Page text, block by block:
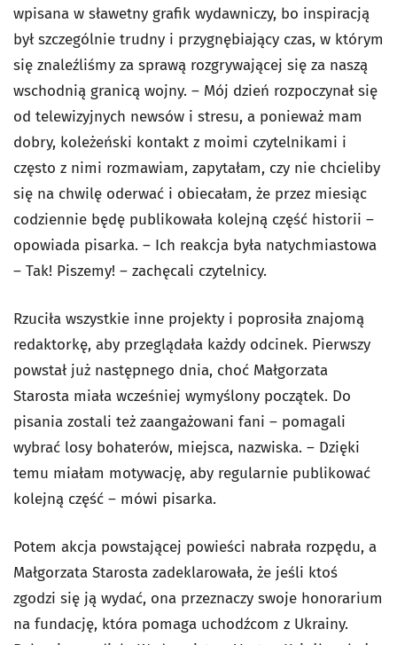
wpisana w sławetny grafik wydawniczy, bo inspiracją
był szczególnie trudny i przygnębiający czas, w którym
się znaleźliśmy za sprawą rozgrywającej się za naszą
wschodnią granicą wojny. – Mój dzień rozpoczynał się
od telewizyjnych newsów i stresu, a ponieważ mam
dobry, koleżeński kontakt z moimi czytelnikami i
często z nimi rozmawiam, zapytałam, czy nie chcieliby
się na chwilę oderwać i obiecałam, że przez miesiąc
codziennie będę publikowała kolejną część historii –
opowiada pisarka. – Ich reakcja była natychmiastowa
– Tak! Piszemy! – zachęcali czytelnicy.
Rzuciła wszystkie inne projekty i poprosiła znajomą
redaktorkę, aby przeglądała każdy odcinek. Pierwszy
powstał już następnego dnia, choć Małgorzata
Starosta miała wcześniej wymyślony początek. Do
pisania zostali też zaangażowani fani – pomagali
wybrać losy bohaterów, miejsca, nazwiska. – Dzięki
temu miałam motywację, aby regularnie publikować
kolejną część – mówi pisarka.
Potem akcja powstającej powieści nabrała rozpędu, a
Małgorzata Starosta zadeklarowała, że jeśli ktoś
zgodzi się ją wydać, ona przeznaczy swoje honorarium
na fundację, która pomaga uchodźcom z Ukrainy.